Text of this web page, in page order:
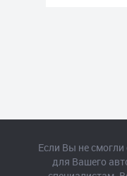
Если Вы не смогли
для Вашего